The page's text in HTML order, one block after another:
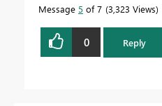
Message 5 of 7 3,323 Views
0 Reply